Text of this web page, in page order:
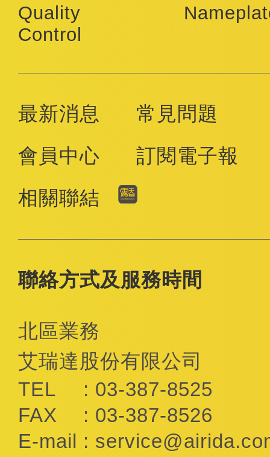
Quality
Control
最新消息
常見問題
會員中心
訂閱電子報
相關聯結
聯絡方式及服務時間
北區業務
艾瑞達股份有限公司
TEL
: 03-387-8525
FAX
: 03-387-8526
E-mail :